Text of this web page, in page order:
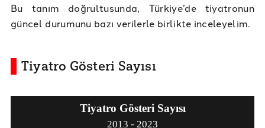
Bu tanım doğrultusunda, Türkiye’de tiyatronun
güncel durumunu bazı verilerle birlikte inceleyelim.
Tiyatro Gösteri Sayısı